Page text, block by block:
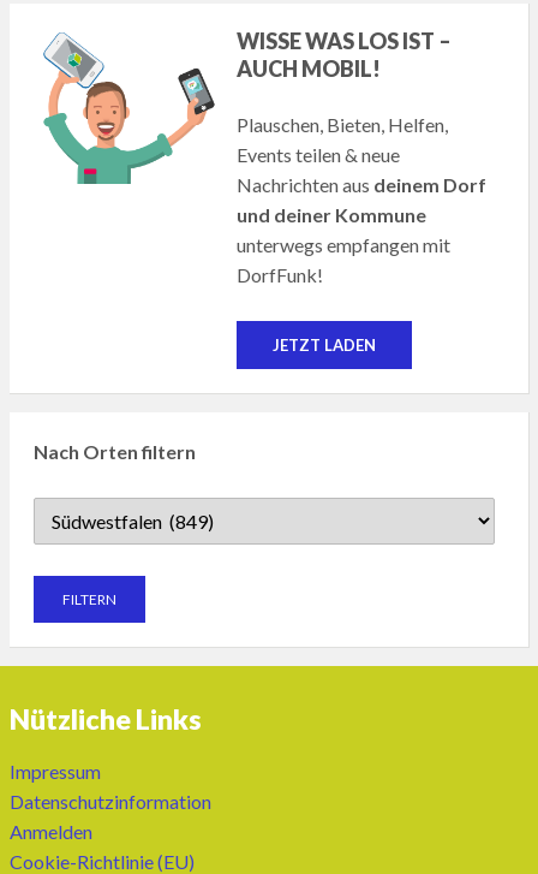
WISSE WAS LOS IST –
AUCH MOBIL!
Plauschen, Bieten, Helfen,
Events teilen & neue
Nachrichten aus deinem Dorf
und deiner Kommune
unterwegs empfangen mit
DorfFunk!
JETZT LADEN
Nach Orten filtern
Nützliche Links
Impressum
Datenschutzinformation
Anmelden
Cookie-Richtlinie (EU)